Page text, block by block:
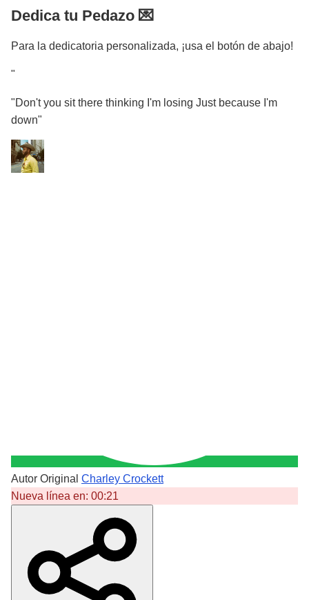
Dedica tu Pedazo 💌
Para la dedicatoria personalizada, ¡usa el botón de abajo!
"
"Don't you sit there thinking I'm losing Just because I'm
down"
Autor Original Charley Crockett
Nueva línea en: 00:21